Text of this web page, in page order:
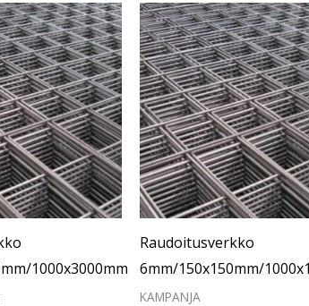
1000x3000mm
Raudoitusverkko
6mm/150x150mm/
KAMPANJA
Alkuperäinen
hinta
oli:
€11.60.
Nykyinen
hinta
on:
€8.90.